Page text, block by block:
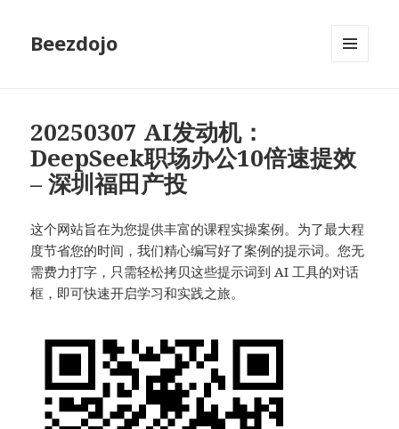
Beezdojo
20250307 AI发动机：
DeepSeek职场办公10倍速提效
– 深圳福田产投
这个网站旨在为您提供丰富的课程实操案例。为了最大程
度节省您的时间，我们精心编写好了案例的提示词。您无
需费力打字，只需轻松拷贝这些提示词到 AI 工具的对话
框，即可快速开启学习和实践之旅。